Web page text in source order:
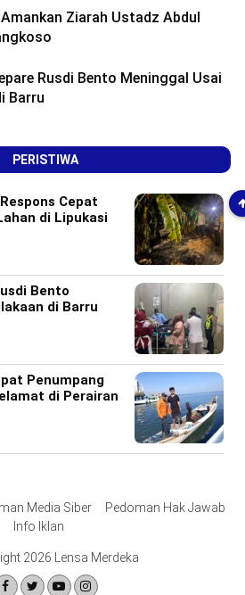
Ziarah Ustadz Abdul
Rusdi Bento Meninggal Usai
Barru
PERISTIWA
Cepat
di Lipukasi
Bento
di Barru
Penumpang
di Perairan
Media Siber
Pedoman Hak Jawab
Info Iklan
2026 Lensa Merdeka